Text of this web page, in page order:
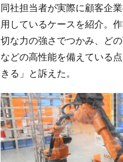
同社担当者が実際に顧客企
用しているケースを紹介。
切な力の強さでつかみ、ど
などの高性能を備えている
きる」と訴えた。